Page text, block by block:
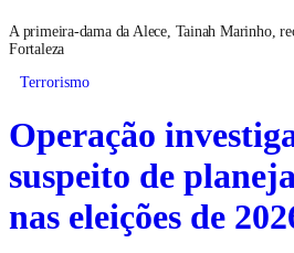
A primeira-dama da Alece, Tainah Marinho,
Fortaleza
Terrorismo
Operação
suspeito de
nas eleições de